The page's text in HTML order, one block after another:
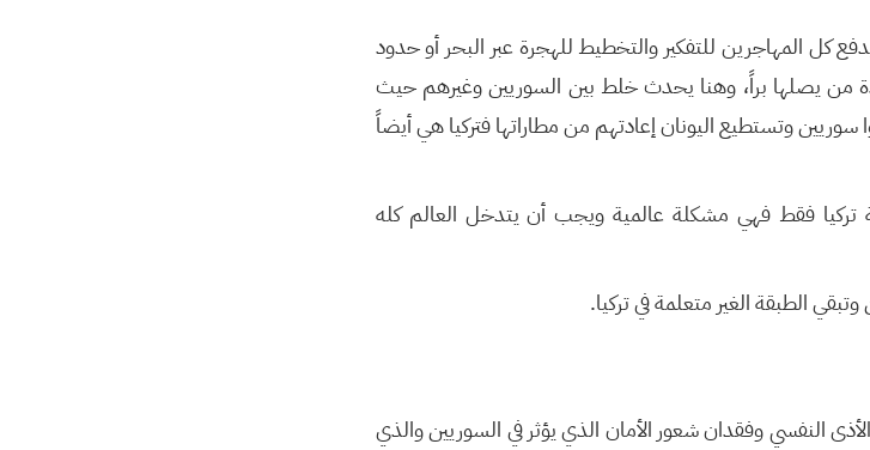
كل المهاجرين للتفكير والتخطيط للهجرة عبر البحر أو حدود
من يصلها براً، وهنا يحدث خلط بين السوريين وغيرهم حيث
وتستطيع اليونان إعادتهم من مطاراتها فتركيا هي أيضاً
فقط فهي مشكلة عالمية ويجب أن يتدخل العالم كله
الطبقة الغير متعلمة في تركيا.
النفسي وفقدان شعور الأمان الذي يؤثر في السوريين والذي